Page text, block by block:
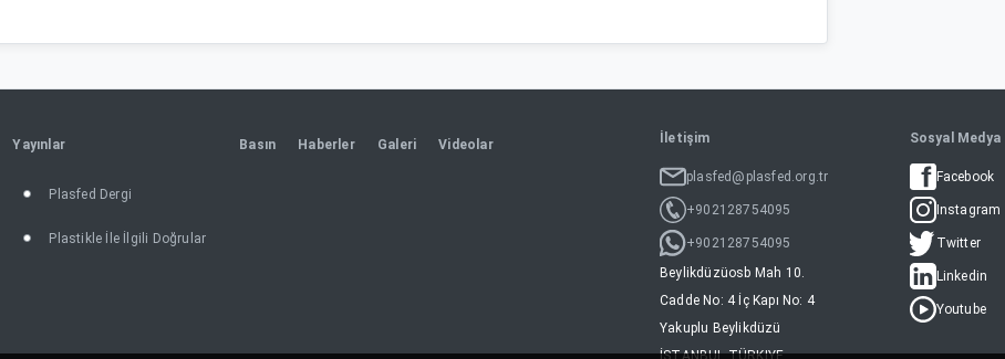
Yayınlar
Plasfed Dergi
Plastikle İle İlgili Doğrular
Basın Haberler Galeri Videolar İletişim
plasfed@plasfed.org.tr
+902128754095
+902128754095
Beylikdüzüosb Mah 10.
Cadde No: 4 İç Kapı No: 4
Yakuplu Beylikdüzü
İSTANBUL TÜRKIYE
Sosyal Medya
Facebook
Instagram
Twitter
Linkedin
Youtube